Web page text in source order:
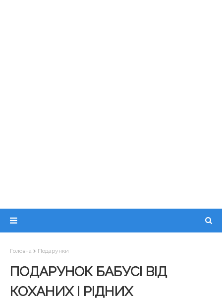
Головна Подарунки
ПОДАРУНОК БАБУСІ ВІД
КОХАНИХ І РІДНИХ